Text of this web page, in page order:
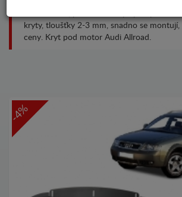
kryty, tloušťky 2-3 mm, snadno se montují,
ceny. Kryt pod motor Audi Allroad.
-4%